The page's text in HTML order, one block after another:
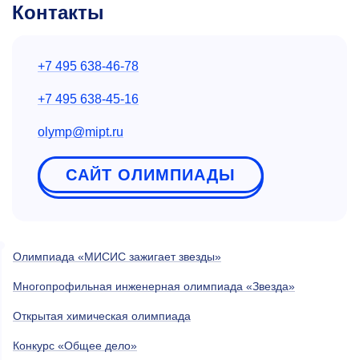
Контакты
+7 495 638-46-78
+7 495 638-45-16
olymp@mipt.ru
САЙТ ОЛИМПИАДЫ
Олимпиада «МИСИС зажигает звезды»
Многопрофильная инженерная олимпиада «Звезда»
Открытая химическая олимпиада
Конкурс «Общее дело»